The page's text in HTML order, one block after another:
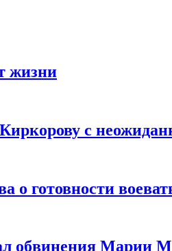
жизни
с
о готовности
обвинения Марии